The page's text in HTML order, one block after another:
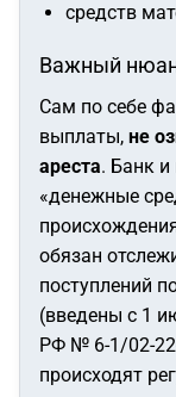
средств
Важный
Сам по себе
выплаты, не
ареста. Банк и
«денежные
обязан
поступлений
(введены с 1
РФ № 6-1/02-
происходят